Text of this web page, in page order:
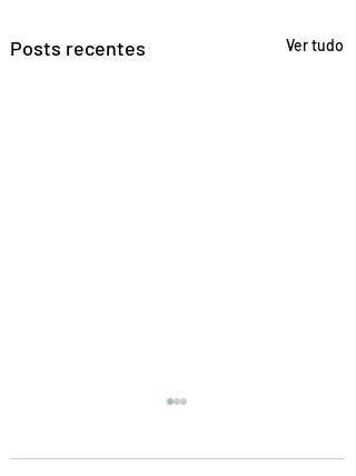
Posts recentes Ver tudo